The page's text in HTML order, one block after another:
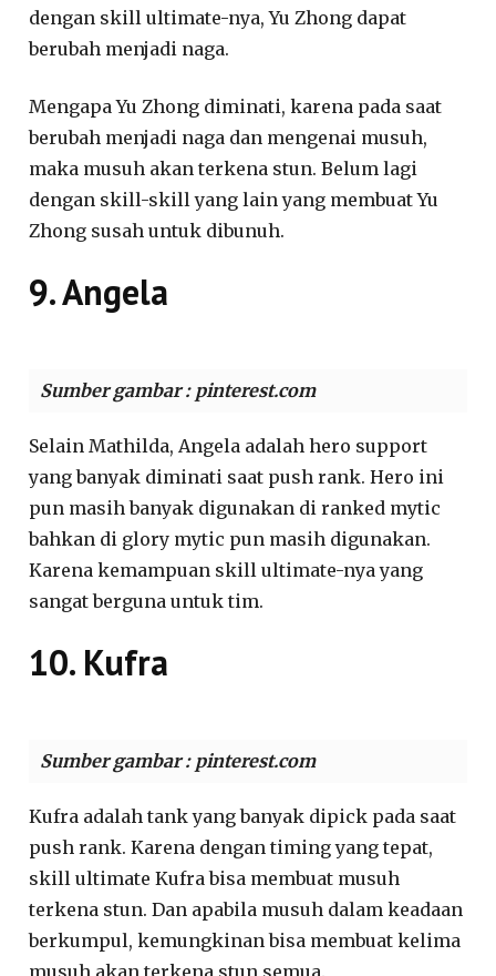
dengan skill ultimate-nya, Yu Zhong dapat
berubah menjadi naga.
Mengapa Yu Zhong diminati, karena pada saat
berubah menjadi naga dan mengenai musuh,
maka musuh akan terkena stun. Belum lagi
dengan skill-skill yang lain yang membuat Yu
Zhong susah untuk dibunuh.
9. Angela
Sumber gambar : pinterest.com
Selain Mathilda, Angela adalah hero support
yang banyak diminati saat push rank. Hero ini
pun masih banyak digunakan di ranked mytic
bahkan di glory mytic pun masih digunakan.
Karena kemampuan skill ultimate-nya yang
sangat berguna untuk tim.
10. Kufra
Sumber gambar : pinterest.com
Kufra adalah tank yang banyak dipick pada saat
push rank. Karena dengan timing yang tepat,
skill ultimate Kufra bisa membuat musuh
terkena stun. Dan apabila musuh dalam keadaan
berkumpul, kemungkinan bisa membuat kelima